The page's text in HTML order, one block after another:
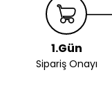
1.Gün
Sipariş Onayı